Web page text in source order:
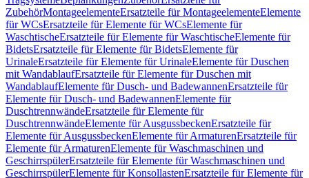
ZubehörMontageelementeErsatzteile für MontageelementeElemente
für WCsErsatzteile für Elemente für WCsElemente für
WaschtischeErsatzteile für Elemente für WaschtischeElemente für
BidetsErsatzteile für Elemente für BidetsElemente für
UrinaleErsatzteile für Elemente für UrinaleElemente für Duschen
mit WandablaufErsatzteile für Elemente für Duschen mit
WandablaufElemente für Dusch- und BadewannenErsatzteile für
Elemente für Dusch- und BadewannenElemente für
DuschtrennwändeErsatzteile für Elemente für
DuschtrennwändeElemente für AusgussbeckenErsatzteile für
Elemente für AusgussbeckenElemente für ArmaturenErsatzteile für
Elemente für ArmaturenElemente für Waschmaschinen und
GeschirrspülerErsatzteile für Elemente für Waschmaschinen und
GeschirrspülerElemente für KonsollastenErsatzteile für Elemente für